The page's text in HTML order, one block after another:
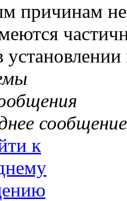
причинам
сообщение